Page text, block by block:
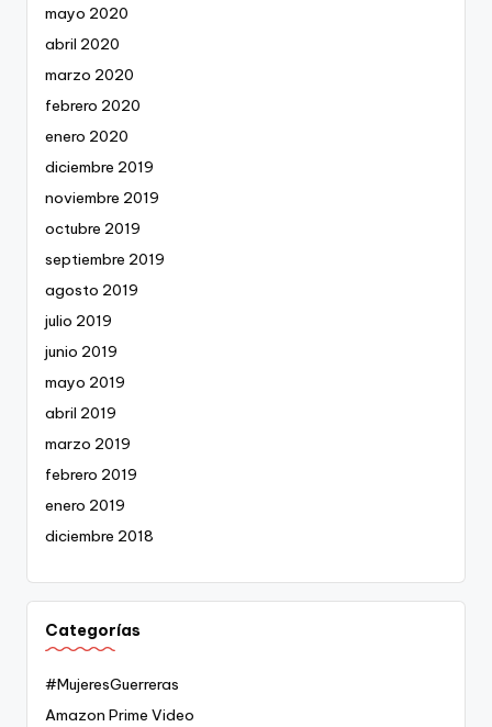
mayo 2020
abril 2020
marzo 2020
febrero 2020
enero 2020
diciembre 2019
noviembre 2019
octubre 2019
septiembre 2019
agosto 2019
julio 2019
junio 2019
mayo 2019
abril 2019
marzo 2019
febrero 2019
enero 2019
diciembre 2018
Categorías
#MujeresGuerreras
Amazon Prime Video